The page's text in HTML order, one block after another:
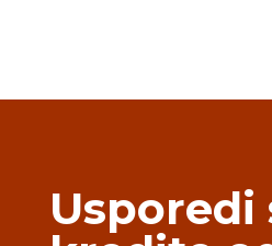
Usporedi